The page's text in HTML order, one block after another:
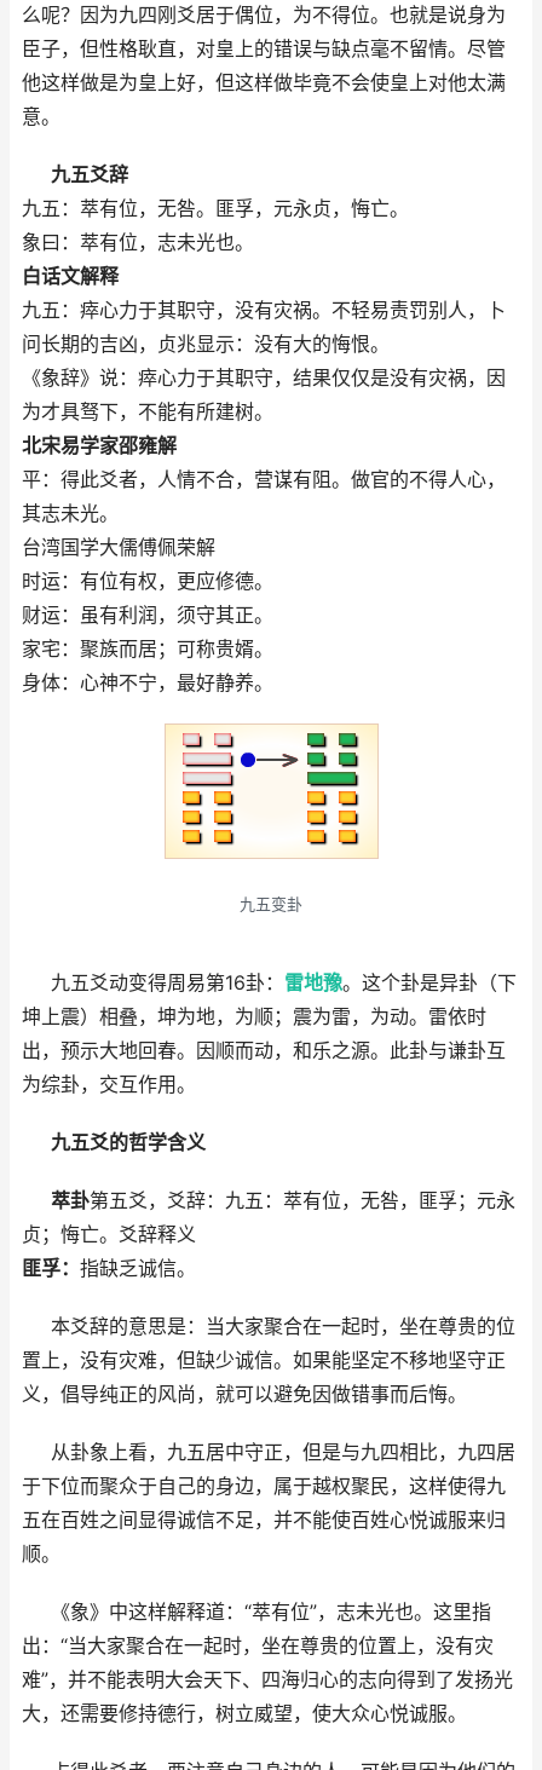
么呢？因为九四刚爻居于偶位，为不得位。也就是说身为
臣子，但性格耿直，对皇上的错误与缺点毫不留情。尽管
他这样做是为皇上好，但这样做毕竟不会使皇上对他太满
意。
九五爻辞
九五：萃有位，无咎。匪孚，元永贞，悔亡。
象曰：萃有位，志未光也。
白话文解释
九五：瘁心力于其职守，没有灾祸。不轻易责罚别人，卜
问长期的吉凶，贞兆显示：没有大的悔恨。
《象辞》说：瘁心力于其职守，结果仅仅是没有灾祸，因
为才具驽下，不能有所建树。
北宋易学家邵雍解
平：得此爻者，人情不合，营谋有阻。做官的不得人心，
其志未光。
台湾国学大儒傅佩荣解
时运：有位有权，更应修德。
财运：虽有利润，须守其正。
家宅：聚族而居；可称贵婿。
身体：心神不宁，最好静养。
九五变卦
九五爻动变得周易第16卦： 雷地豫。这个卦是异卦（下
坤上震）相叠，坤为地，为顺；震为雷，为动。雷依时
出，预示大地回春。因顺而动，和乐之源。此卦与谦卦互
为综卦，交互作用。
九五爻的哲学含义
萃卦第五爻，爻辞：九五：萃有位，无咎，匪孚；元永
贞；悔亡。爻辞释义
匪孚： 指缺乏诚信。
本爻辞的意思是：当大家聚合在一起时，坐在尊贵的位
置上，没有灾难，但缺少诚信。如果能坚定不移地坚守正
义，倡导纯正的风尚，就可以避免因做错事而后悔。
从卦象上看，九五居中守正，但是与九四相比，九四居
于下位而聚众于自己的身边，属于越权聚民，这样使得九
五在百姓之间显得诚信不足，并不能使百姓心悦诚服来归
顺。
《象》中这样解释道：“萃有位”，志未光也。这里指
出：“当大家聚合在一起时，坐在尊贵的位置上，没有灾
难”，并不能表明大会天下、四海归心的志向得到了发扬光
大，还需要修持德行，树立威望，使大众心悦诚服。